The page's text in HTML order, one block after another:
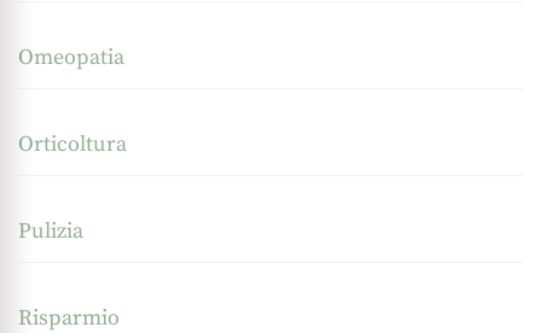
Omeopatia
Orticoltura
Pulizia
Risparmio